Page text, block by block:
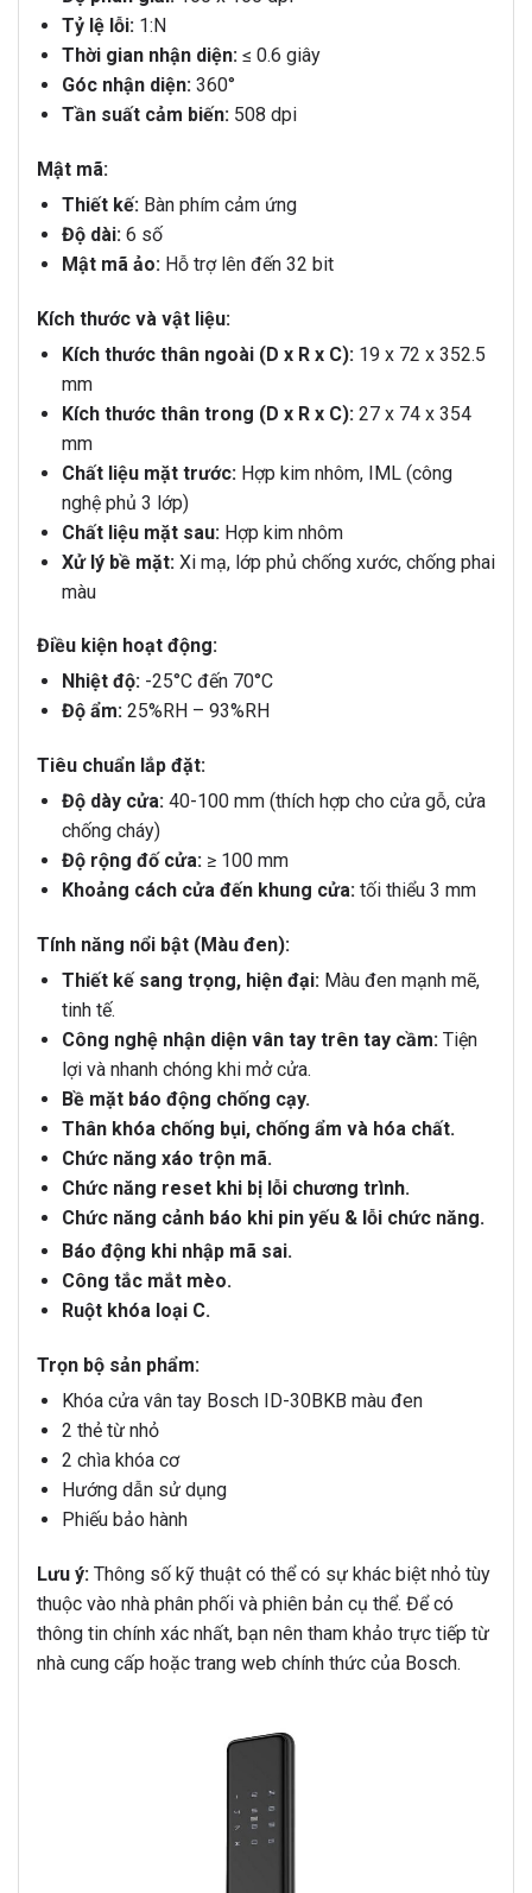
Tỷ lệ lỗi:1:N
Thời gian nhận diện:≤ 0.6 giây
Góc nhận diện:360°
Tần suất cảm biến:508 dpi
Mật mã:
Thiết kế:Bàn phím cảm ứng
Độ dài:6 số
Mật mã ảo:Hỗ trợ lên đến 32 bit
Kích thước và vật liệu:
Kích thước thân ngoài (D x R x C):19 x 72 x 352.5
mm
Kích thước thân trong (D x R x C):27 x 74 x 354
mm
Chất liệu mặt trước:Hợp kim nhôm, IML (công
nghệ phủ 3 lớp)
Chất liệu mặt sau:Hợp kim nhôm
Xử lý bề mặt:Xi mạ, lớp phủ chống xước, chống phai
màu
Điều kiện hoạt động:
Nhiệt độ:-25°C đến 70°C
Độ ẩm:25%RH – 93%RH
Tiêu chuẩn lắp đặt:
Độ dày cửa:40-100 mm (thích hợp cho cửa gỗ, cửa
chống cháy)
Độ rộng đố cửa:≥ 100 mm
Khoảng cách cửa đến khung cửa:tối thiểu 3 mm
Tính năng nổi bật (Màu đen):
Thiết kế sang trọng, hiện đại:Màu đen mạnh mẽ,
tinh tế.
Công nghệ nhận diện vân tay trên tay cầm:Tiện
lợi và nhanh chóng khi mở cửa.
Bề mặt báo động chống cạy.
Thân khóa chống bụi, chống ẩm và hóa chất.
Chức năng xáo trộn mã.
Chức năng reset khi bị lỗi chương trình.
Chức năng cảnh báo khi pin yếu & lỗi chức năng.
Báo động khi nhập mã sai.
Công tắc mắt mèo.
Ruột khóa loại C.
Trọn bộ sản phẩm:
Khóa cửa vân tay Bosch ID-30BKB màu đen
2 thẻ từ nhỏ
2 chìa khóa cơ
Hướng dẫn sử dụng
Phiếu bảo hành
Lưu ý: Thông số kỹ thuật có thể có sự khác biệt nhỏ tùy
thuộc vào nhà phân phối và phiên bản cụ thể. Để có
thông tin chính xác nhất, bạn nên tham khảo trực tiếp từ
nhà cung cấp hoặc trang web chính thức của Bosch.